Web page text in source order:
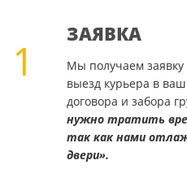
1
ЗАЯВКА
Мы получаем заявку
выезд курьера в
договора и забора
нужно тратить
так как нами
двери».